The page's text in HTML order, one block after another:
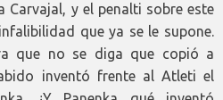
Carvajal, y el penalti sobre este
que ya se le supone.
que no se diga que copió a
inventó frente al Atleti el